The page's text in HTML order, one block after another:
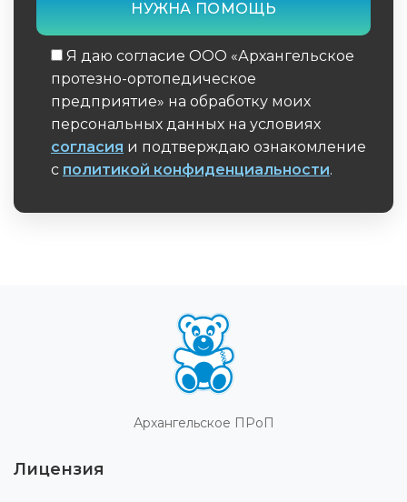
Я даю согласие ООО «Архангельское
протезно-ортопедическое
предприятие» на обработку моих
персональных данных на условиях
согласия и подтверждаю ознакомление
с политикой конфиденциальности.
Архангельское ПРоП
Лицензия